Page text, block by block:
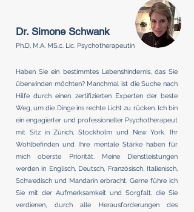
Dr. Simone Schwank
Ph.D, M.A, MS.c. Lic. Psychotherapeutin
Haben Sie ein bestimmtes Lebenshindernis, das Sie
überwinden möchten? Manchmal ist die Suche nach
Hilfe durch einen zertifizierten Experten der beste
Weg, um die Dinge ins rechte Licht zu rücken. Ich bin
ein engagierter und professioneller Psychotherapeut
mit Sitz in Zürich, Stockholm und New York. Ihr
Wohlbefinden und Ihre mentale Stärke haben für
mich oberste Priorität. Meine Dienstleistungen
werden in Englisch, Deutsch, Französisch, Italienisch,
Schwedisch und Mandarin erbracht. Gerne führe ich
Sie mit der Aufmerksamkeit und Sorgfalt, die Sie
verdienen, durch alle Herausforderungen des